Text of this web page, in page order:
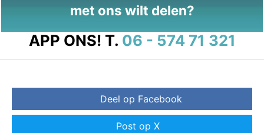
met ons wilt delen?
APP ONS! T. 06 - 574 71 321
Deel op Facebook
Post op X